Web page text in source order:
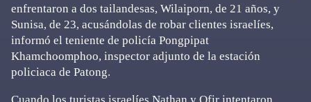
enfrentaron a dos tailandesas, Wilaiporn, de 21 años, y
Sunisa, de 23, acusándolas de robar clientes israelíes,
informó el teniente de policía Pongpipat
Khamchoomphoo, inspector adjunto de la estación
policiaca de Patong.